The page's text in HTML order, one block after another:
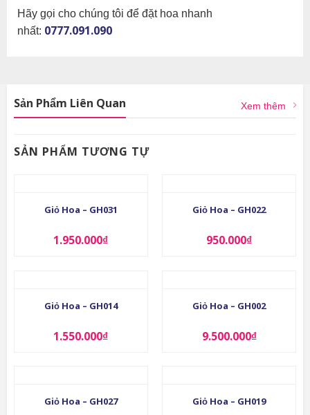
Hãy gọi cho chúng tôi để đặt hoa nhanh
nhất: 0777.091.090
Sản Phẩm Liên Quan Xem thêm
SẢN PHẨM TƯƠNG TỰ
Giỏ Hoa – GH031
1.950.000₫
Giỏ Hoa – GH022
950.000₫
Giỏ Hoa – GH014
1.550.000₫
Giỏ Hoa – GH002
9.500.000₫
Giỏ Hoa – GH027 Giỏ Hoa – GH019